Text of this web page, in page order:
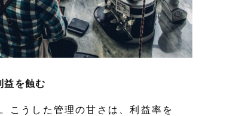
を蝕む
こうした管理の甘さは、利益率を